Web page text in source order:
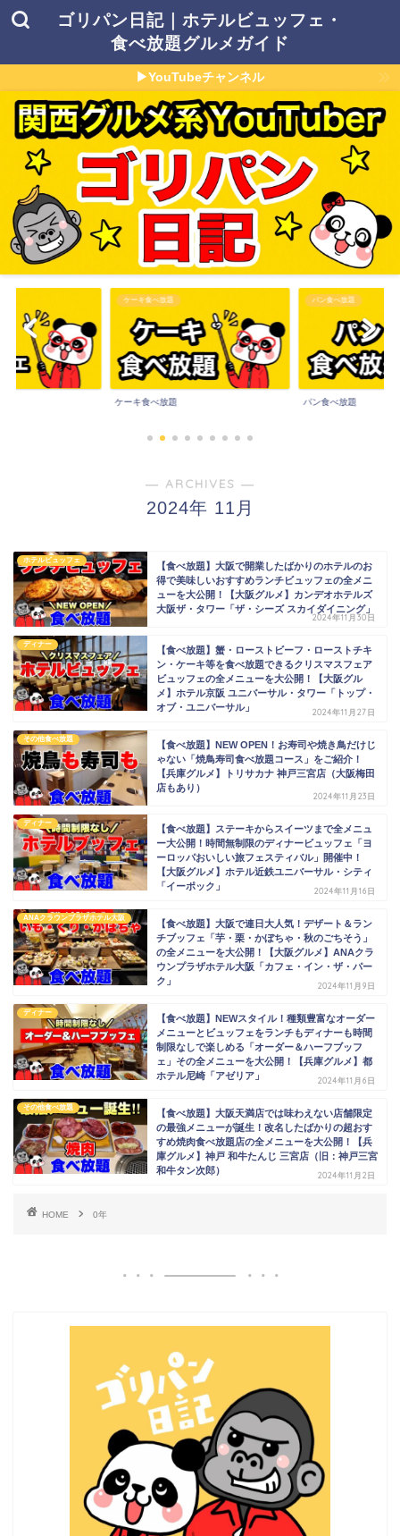
ゴリパン日記｜ホテルビュッフェ・
食べ放題グルメガイド
▶YouTubeチャンネル
ケーキ食べ放題
ケーキ食べ放題
パン食べ放題
パン食べ放題
― ARCHIVES ―
2024年 11月
ホテルビュッフェ
【食べ放題】大阪で開業したばかりのホテルのお
得で美味しいおすすめランチビュッフェの全メニ
ューを大公開！【大阪グルメ】カンデオホテルズ
大阪ザ・タワー「ザ・シーズ スカイダイニング」
2024年11月30日
ディナー
【食べ放題】蟹・ローストビーフ・ローストチキ
ン・ケーキ等を食べ放題できるクリスマスフェア
ビュッフェの全メニューを大公開！【大阪グル
メ】ホテル京阪 ユニバーサル・タワー「トップ・
オブ・ユニバーサル」
2024年11月27日
その他食べ放題
【食べ放題】NEW OPEN！お寿司や焼き鳥だけじ
ゃない「焼鳥寿司食べ放題コース」をご紹介！
【兵庫グルメ】トリサカナ 神戸三宮店（大阪梅田
店もあり）
2024年11月23日
ディナー
【食べ放題】ステーキからスイーツまで全メニュ
ー大公開！時間無制限のディナービュッフェ「ヨ
ーロッパおいしい旅フェスティバル」開催中！
【大阪グルメ】ホテル近鉄ユニバーサル・シティ
「イーポック」
2024年11月16日
ANAクラウンプラザホテル大阪
【食べ放題】大阪で連日大人気！デザート＆ラン
チブッフェ「芋・栗・かぼちゃ・秋のごちそう」
の全メニューを大公開！【大阪グルメ】ANAクラ
ウンプラザホテル大阪「カフェ・イン・ザ・パー
ク」
2024年11月9日
ディナー
【食べ放題】NEWスタイル！種類豊富なオーダー
メニューとビュッフェをランチもディナーも時間
制限なしで楽しめる「オーダー＆ハーフブッフ
ェ」その全メニューを大公開！【兵庫グルメ】都
ホテル尼崎「アゼリア」
2024年11月6日
その他食べ放題
【食べ放題】大阪天満店では味わえない店舗限定
の最強メニューが誕生！改名したばかりの超おす
すめ焼肉食べ放題店の全メニューを大公開！【兵
庫グルメ】神戸 和牛たんじ 三宮店（旧：神戸三宮
和牛タン次郎）
2024年11月2日
HOME 0年